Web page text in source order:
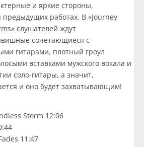
и яркие стороны,
работах. В «Journey
слушателей ждут
сочетающиеся с
гитарами, плотный гроул
вставками мужского вокала и
соло-гитары, а значит,
и оно будет захватывающим!
Storm 12:06
11:47